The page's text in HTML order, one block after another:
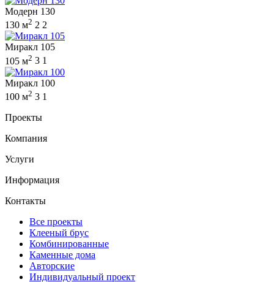
Модерн 130
130 м2 2 2
Миракл 105
105 м2 3 1
Миракл 100
100 м2 3 1
Проекты
Компания
Услуги
Информация
Контакты
Все проекты
Клееный брус
Комбинированные
Каменные дома
Авторские
Индивидуальный проект